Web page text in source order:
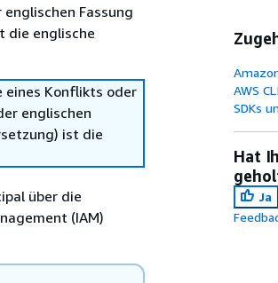
Fassung
die englische
eines Konflikts oder
englischen
ist die
über die
(IAM)
AWS
SDKs
Hat
Ja